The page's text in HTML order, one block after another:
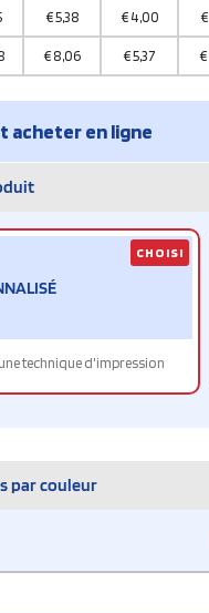
€5,38 € 4,00 €
€ 8,06 €5,37 €
acheter en ligne
technique d'impression
CHOISI
par couleur